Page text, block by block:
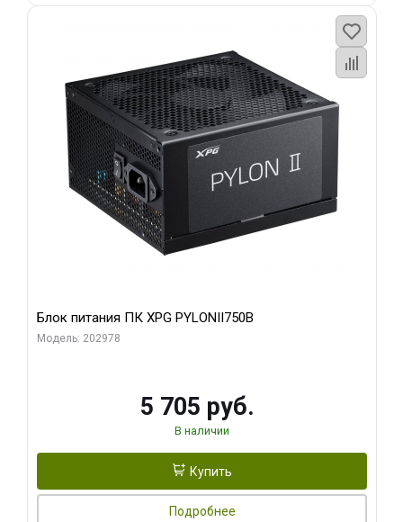
Блок питания ПК XPG PYLONII750B
Модель: 202978
5 705 руб.
В наличии
Купить
Подробнее